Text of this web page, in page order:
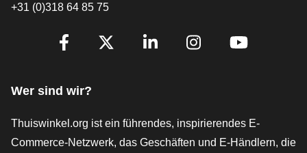
+31 (0)318 64 85 75
[_General:SocialMediaTitle]
Wer sind wir?
Thuiswinkel.org ist ein führendes, inspirierendes E-
Commerce-Netzwerk, das Geschäften und E-Händlern, die